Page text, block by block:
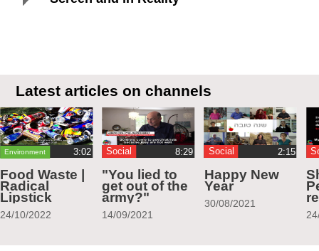
Latest articles on channels
Environment ‏3:02
Food Waste |
Radical
Lipstick
24/10/2022
Social
"You lied to
get out of the
army?"
14/09/2021
Social ‏2:15
Happy New
Year
30/08/2021